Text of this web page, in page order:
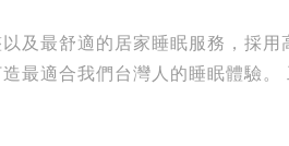
合我們台灣人的睡眠體驗。 工廠直